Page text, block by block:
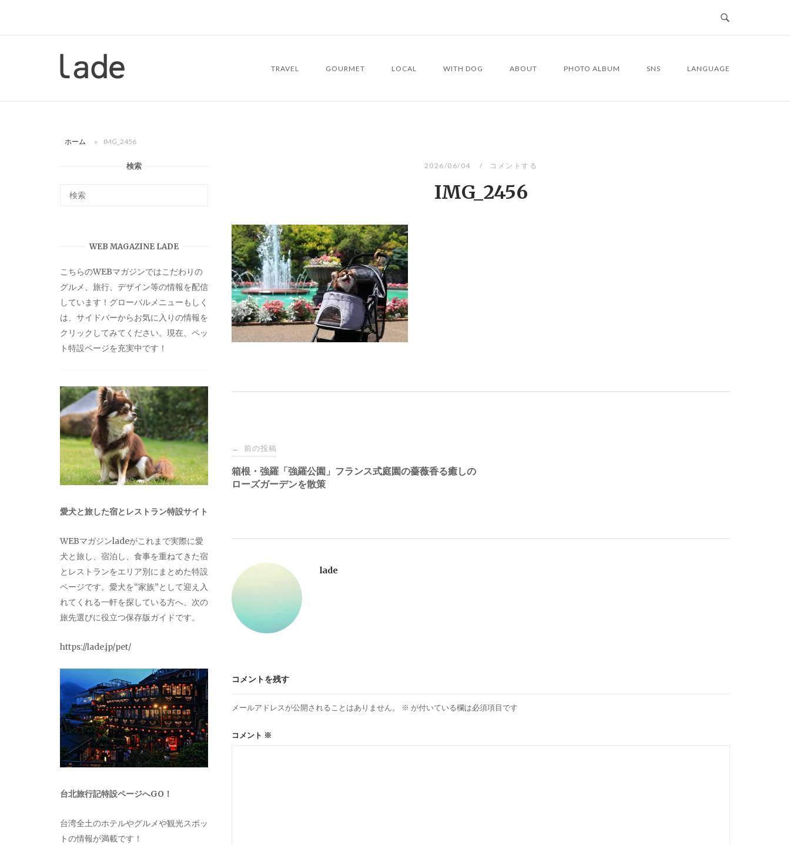
ー
TRAVEL GOURMET LOCAL WITH DOG ABOUT PHOTO ALBUM SNS LANGUAGE
ホーム » IMG_2456
2026/06/04 コメントする
IMG_2456
投
稿
ゲ
ー
シ
ン
← 前の投稿
箱根・強羅「強羅公園」フランス式庭園の薔薇香る癒しの
ローズガーデンを散策
lade
コメントを残す
メールアドレスが公開されることはありません。 ※ が付いている欄は必須項目です
コメント ※
検索
WEB MAGAZINE LADE
こちらのWEBマガジンではこだわりの
グルメ、旅行、デザイン等の情報を配信
しています！グローバルメニューもしく
は、サイドバーからお気に入りの情報を
クリックしてみてください。現在、ペッ
ト特設ページを充実中です！
愛犬と旅した宿とレストラン特設サイト
WEBマガジンladeがこれまで実際に愛
犬と旅し、宿泊し、食事を重ねてきた宿
とレストランをエリア別にまとめた特設
ページです。愛犬を“家族”として迎え入
れてくれる一軒を探している方へ、次の
旅先選びに役立つ保存版ガイドです。
https://lade.jp/pet/
台北旅行記特設ページへGO！
台湾全土のホテルやグルメや観光スポッ
トの情報が満載です！